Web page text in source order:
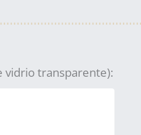
vidrio transparente):